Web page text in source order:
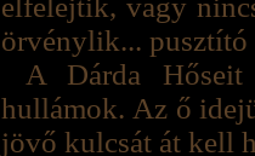
elfelejtik, vagy
örvénylik... pusztító
A Dárda
hullámok. Az ő
jövő kulcsát át kell